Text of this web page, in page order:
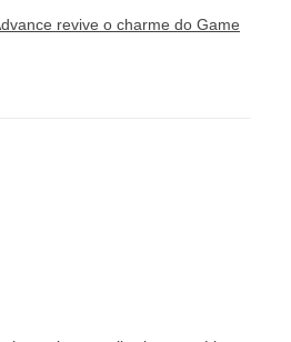
revive o charme do Game